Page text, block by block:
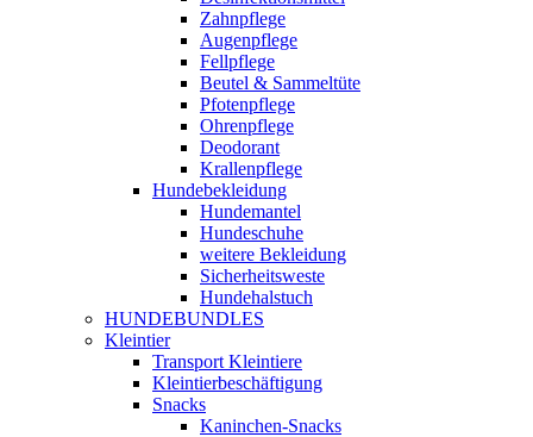
Zahnpflege
Augenpflege
Fellpflege
Beutel & Sammeltüte
Pfotenpflege
Ohrenpflege
Deodorant
Krallenpflege
Hundebekleidung
Hundemantel
Hundeschuhe
weitere Bekleidung
Sicherheitsweste
Hundehalstuch
HUNDEBUNDLES
Kleintier
Transport Kleintiere
Kleintierbeschäftigung
Snacks
Kaninchen-Snacks